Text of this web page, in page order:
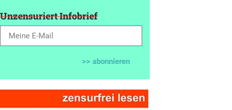
Unzensuriert Infobrief
>> abonnieren